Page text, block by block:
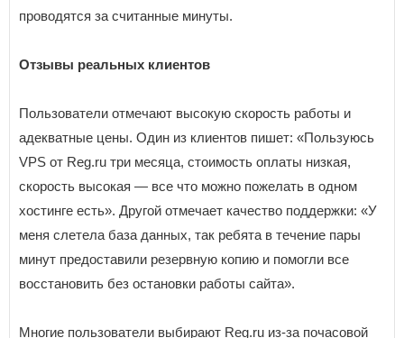
проводятся за считанные минуты.
Отзывы реальных клиентов
Пользователи отмечают высокую скорость работы и
адекватные цены. Один из клиентов пишет: «Пользуюсь
VPS от Reg.ru три месяца, стоимость оплаты низкая,
скорость высокая — все что можно пожелать в одном
хостинге есть». Другой отмечает качество поддержки: «У
меня слетела база данных, так ребята в течение пары
минут предоставили резервную копию и помогли все
восстановить без остановки работы сайта».
Многие пользователи выбирают Reg.ru из-за почасовой